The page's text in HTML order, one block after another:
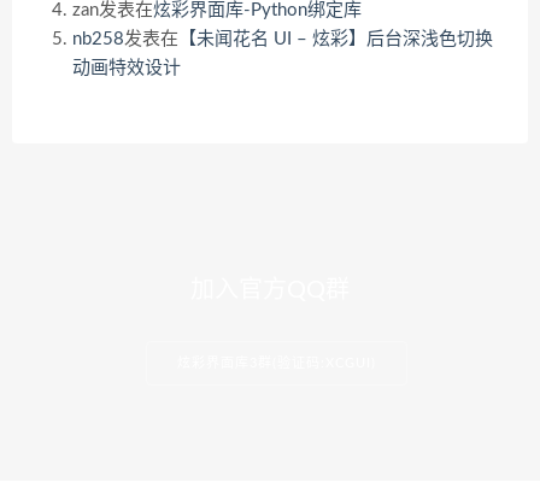
zan发表在炫彩界面库-Python绑定库
nb258发表在 【未闻花名 UI – 炫彩】后台深浅色切换
动画特效设计